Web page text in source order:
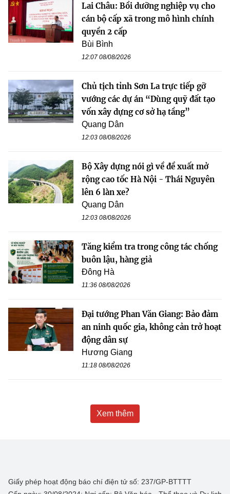
Lai Châu: Bồi dưỡng nghiệp vụ cho
cán bộ cấp xã trong mô hình chính
quyền 2 cấp
Bùi Bình
12:07 08/08/2026
Chủ tịch tỉnh Sơn La trực tiếp gỡ
vướng các dự án “Dùng quỹ đất tạo
vốn xây dựng cơ sở hạ tầng”
Quang Dân
12:03 08/08/2026
Bộ Xây dựng nói gì về đề xuất mở
rộng cao tốc Hà Nội - Thái Nguyên
lên 6 làn xe?
Quang Dân
12:03 08/08/2026
Tăng kiểm tra trong công tác chống
buôn lậu, hàng giả
Đông Hà
11:36 08/08/2026
Đại tướng Phan Văn Giang: Bảo đảm
an ninh quốc gia, không cản trở hoạt
động dân sự
Hương Giang
11:18 08/08/2026
Xem thêm
Giấy phép hoạt động báo chí điện tử số: 237/GP-BTTTT